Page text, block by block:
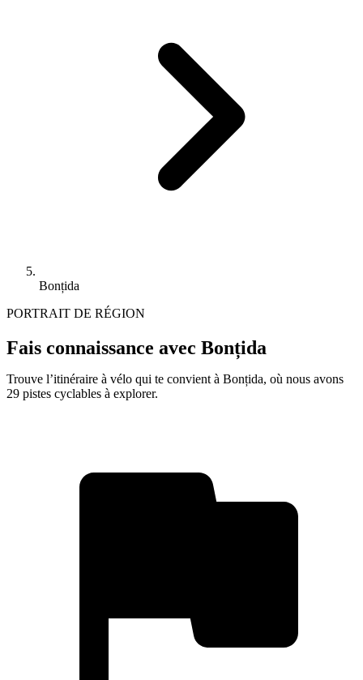
Bonțida
PORTRAIT DE RÉGION
Fais connaissance avec Bonțida
Trouve l’itinéraire à vélo qui te convient à Bonțida, où nous avons
29 pistes cyclables à explorer.